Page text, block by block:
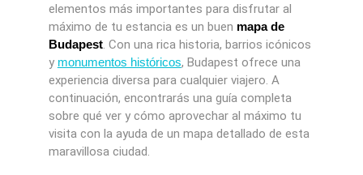
elementos más importantes para disfrutar al
máximo de tu estancia es un buen mapa de
Budapest. Con una rica historia, barrios icónicos
y monumentos históricos, Budapest ofrece una
experiencia diversa para cualquier viajero. A
continuación, encontrarás una guía completa
sobre qué ver y cómo aprovechar al máximo tu
visita con la ayuda de un mapa detallado de esta
maravillosa ciudad.